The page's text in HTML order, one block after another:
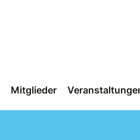
Mitglieder